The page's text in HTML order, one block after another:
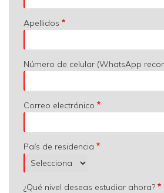
Apellidos
Número de celular (WhatsApp
Correo electrónico
País de residencia
¿Qué nivel deseas estudiar ahora?